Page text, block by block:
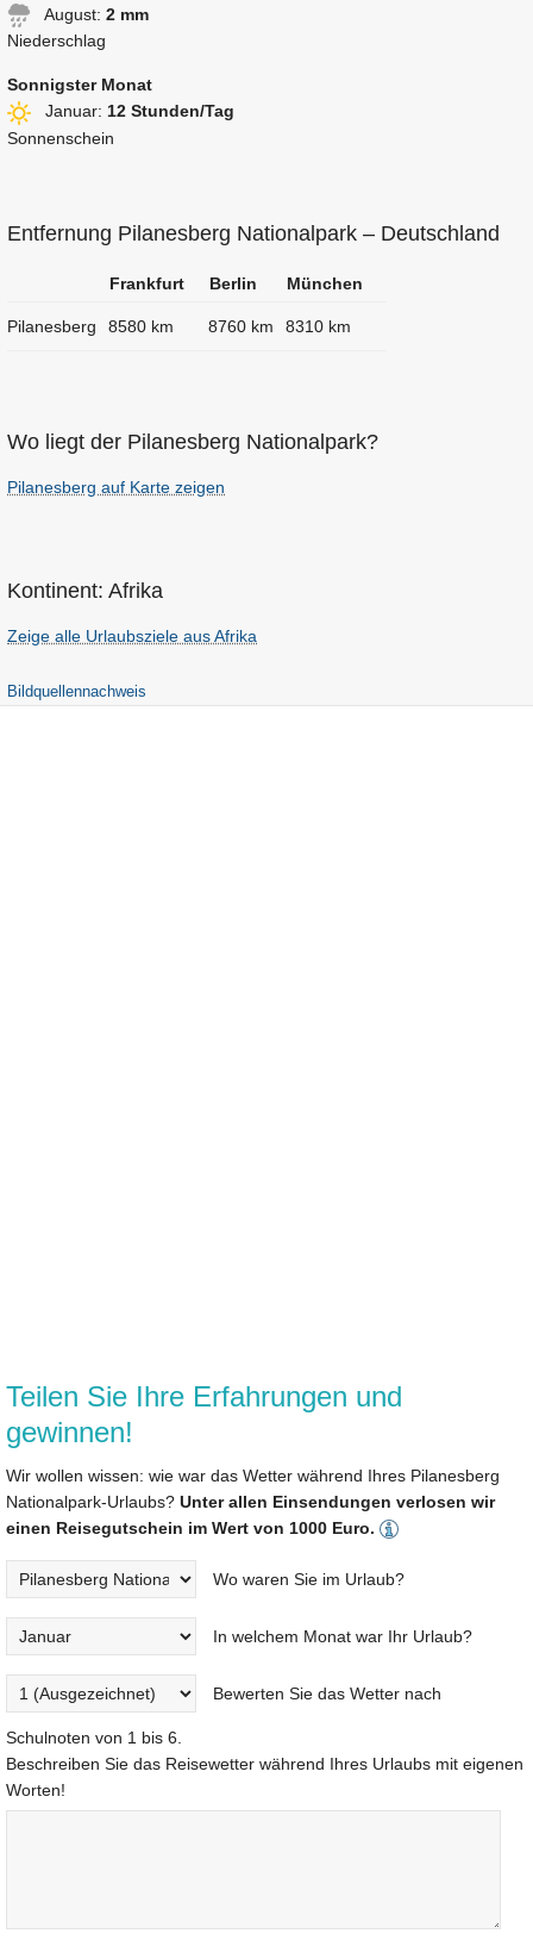
August: 2 mm
Niederschlag
Sonnigster Monat
Januar: 12 Stunden/Tag
Sonnenschein
Entfernung Pilanesberg Nationalpark – Deutschland
Frankfurt Berlin München
Pilanesberg 8580 km 8760 km 8310 km
Wo liegt der Pilanesberg Nationalpark?
Pilanesberg auf Karte zeigen
Kontinent: Afrika
Zeige alle Urlaubsziele aus Afrika
Bildquellennachweis
Teilen Sie Ihre Erfahrungen und
gewinnen!
Wir wollen wissen: wie war das Wetter während Ihres Pilanesberg
Nationalpark-Urlaubs? Unter allen Einsendungen verlosen wir
einen Reisegutschein im Wert von 1000 Euro.
Wo waren Sie im Urlaub?
In welchem Monat war Ihr Urlaub?
Bewerten Sie das Wetter nach
Schulnoten von 1 bis 6.
Beschreiben Sie das Reisewetter während Ihres Urlaubs mit eigenen
Worten!